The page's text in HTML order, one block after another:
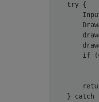
try {
if
(
}
catch